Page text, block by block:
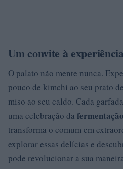
Um convite à
O palato não mente nunca.
pouco de kimchi ao seu prato
miso ao seu caldo. Cada
uma celebração da fermentação
transforma o comum em
explorar essas delícias e
pode revolucionar a sua